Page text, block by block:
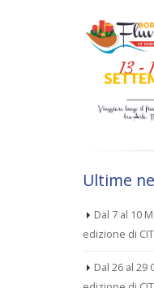
Ultime
Dal 7 al 10
edizione di
Dal 26 al 29